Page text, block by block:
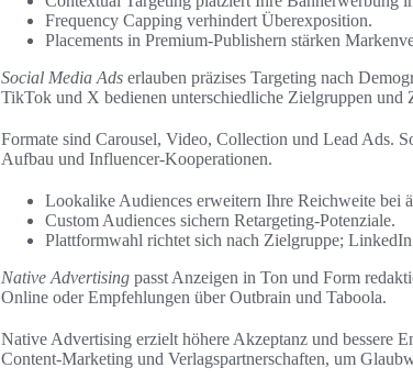
Frequency Capping verhindert Überexposition.
Placements in Premium-Publishern stärken
Social Media Ads erlauben präzises Targeting nach
TikTok und X bedienen unterschiedliche Zielgruppen und
Formate sind Carousel, Video, Collection und Lead Ads.
Aufbau und Influencer-Kooperationen.
Lookalike Audiences erweitern Ihre Reichweite bei
Custom Audiences sichern Retargeting-Potenziale.
Plattformwahl richtet sich nach Zielgruppe;
Native Advertising passt Anzeigen in Ton und Form
Online oder Empfehlungen über Outbrain und Taboola.
Native Advertising erzielt höhere Akzeptanz und bessere
Content-Marketing und Verlagspartnerschaften, um